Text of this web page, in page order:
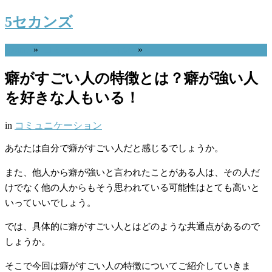
5セカンズ
» »
癖がすごい人の特徴とは？癖が強い人
を好きな人もいる！
in コミュニケーション
あなたは自分で癖がすごい人だと感じるでしょうか。
また、他人から癖が強いと言われたことがある人は、その人だ
けでなく他の人からもそう思われている可能性はとても高いと
いっていいでしょう。
では、具体的に癖がすごい人とはどのような共通点があるので
しょうか。
そこで今回は癖がすごい人の特徴についてご紹介していきま